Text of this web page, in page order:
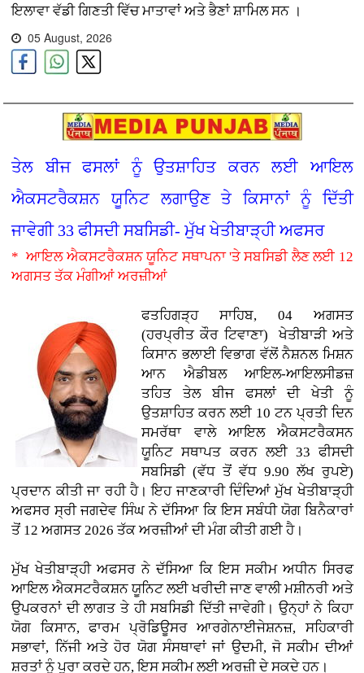
ਇਲਾਵਾ ਵੱਡੀ ਗਿਣਤੀ ਵਿੱਚ ਮਾਤਾਵਾਂ ਅਤੇ ਭੈਣਾਂ ਸ਼ਾਮਿਲ ਸਨ ।
05 August, 2026
ਤੇਲ ਬੀਜ ਫਸਲਾਂ ਨੂੰ ਉਤਸ਼ਾਹਿਤ ਕਰਨ ਲਈ ਆਇਲ
ਐਕਸਟਰੈਕਸ਼ਨ ਯੂਨਿਟ ਲਗਾਉਣ ਤੇ ਕਿਸਾਨਾਂ ਨੂੰ ਦਿੱਤੀ
ਜਾਵੇਗੀ 33 ਫੀਸਦੀ ਸਬਸਿਡੀ- ਮੁੱਖ ਖੇਤੀਬਾੜ੍ਹੀ ਅਫਸਰ
* ਆਇਲ ਐਕਸਟਰੈਕਸ਼ਨ ਯੂਨਿਟ ਸਥਾਪਨਾ 'ਤੇ ਸਬਸਿਡੀ ਲੈਣ ਲਈ 12
ਅਗਸਤ ਤੱਕ ਮੰਗੀਆਂ ਅਰਜ਼ੀਆਂ
ਫਤਹਿਗੜ੍ਹ ਸਾਹਿਬ, 04 ਅਗਸਤ
(ਹਰਪ੍ਰੀਤ ਕੌਰ ਟਿਵਾਣਾ)
ਖੇਤੀਬਾੜੀ ਅਤੇ
ਕਿਸਾਨ ਭਲਾਈ ਵਿਭਾਗ ਵੱਲੋਂ ਨੈਸ਼ਨਲ ਮਿਸ਼ਨ
ਆਨ ਐਡੀਬਲ ਆਇਲ-ਆਇਲਸੀਡਜ਼
ਤਹਿਤ ਤੇਲ ਬੀਜ ਫਸਲਾਂ ਦੀ ਖੇਤੀ ਨੂੰ
ਉਤਸ਼ਾਹਿਤ ਕਰਨ ਲਈ 10 ਟਨ ਪ੍ਰਤੀ ਦਿਨ
ਸਮਰੱਥਾ ਵਾਲੇ ਆਇਲ ਐਕਸਟਰੈਕਸਨ
ਯੂਨਿਟ ਸਥਾਪਤ ਕਰਨ ਲਈ 33 ਫੀਸਦੀ
ਸਬਸਿਡੀ (ਵੱਧ ਤੋਂ ਵੱਧ 9.90 ਲੱਖ ਰੁਪਏ)
ਪ੍ਰਦਾਨ ਕੀਤੀ ਜਾ ਰਹੀ ਹੈ। ਇਹ ਜਾਣਕਾਰੀ ਦਿੰਦਿਆਂ ਮੁੱਖ ਖੇਤੀਬਾੜ੍ਹੀ
ਅਫਸਰ ਸ੍ਰੀ ਜਗਦੇਵ ਸਿੰਘ ਨੇ ਦੱਸਿਆ ਕਿ ਇਸ ਸਬੰਧੀ ਯੋਗ ਬਿਨੈਕਾਰਾਂ
ਤੋਂ 12 ਅਗਸਤ 2026 ਤੱਕ ਅਰਜ਼ੀਆਂ ਦੀ ਮੰਗ ਕੀਤੀ ਗਈ ਹੈ।
ਮੁੱਖ ਖੇਤੀਬਾੜ੍ਹੀ ਅਫਸਰ ਨੇ ਦੱਸਿਆ ਕਿ ਇਸ ਸਕੀਮ ਅਧੀਨ ਸਿਰਫ
ਆਇਲ ਐਕਸਟਰੈਕਸ਼ਨ ਯੂਨਿਟ ਲਈ ਖਰੀਦੀ ਜਾਣ ਵਾਲੀ ਮਸ਼ੀਨਰੀ ਅਤੇ
ਉਪਕਰਨਾਂ ਦੀ ਲਾਗਤ ਤੇ ਹੀ ਸਬਸਿਡੀ ਦਿੱਤੀ ਜਾਵੇਗੀ। ਉਨ੍ਹਾਂ ਨੇ ਕਿਹਾ
ਯੋਗ ਕਿਸਾਨ, ਫਾਰਮ ਪ੍ਰੋਡਿਊਸਰ ਆਰਗੇਨਾਈਜੇਸ਼ਨਜ਼, ਸਹਿਕਾਰੀ
ਸਭਾਵਾਂ, ਨਿੱਜੀ ਅਤੇ ਹੋਰ ਯੋਗ ਸੰਸਥਾਵਾਂ ਜਾਂ ਉਦਮੀ, ਜੋ ਸਕੀਮ ਦੀਆਂ
ਸ਼ਰਤਾਂ ਨੂੰ ਪੂਰਾ ਕਰਦੇ ਹਨ, ਇਸ ਸਕੀਮ ਲਈ ਅਰਜ਼ੀ ਦੇ ਸਕਦੇ ਹਨ।